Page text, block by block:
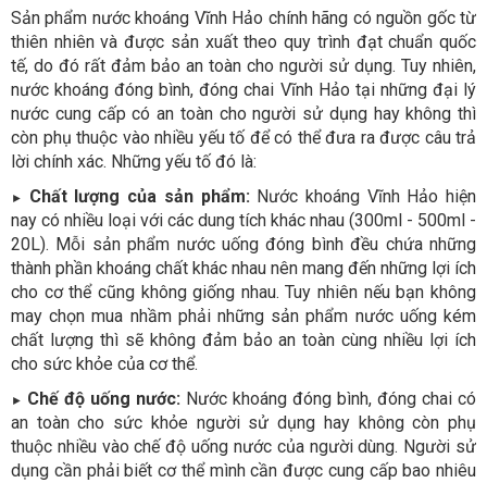
Sản phẩm nước khoáng Vĩnh Hảo chính hãng có nguồn gốc từ
thiên nhiên và được sản xuất theo quy trình đạt chuẩn quốc
tế, do đó rất đảm bảo an toàn cho người sử dụng. Tuy nhiên,
nước khoáng đóng bình, đóng chai Vĩnh Hảo tại những đại lý
nước cung cấp có an toàn cho người sử dụng hay không thì
còn phụ thuộc vào nhiều yếu tố để có thể đưa ra được câu trả
lời chính xác. Những yếu tố đó là:
► Chất lượng của sản phẩm:Nước khoáng Vĩnh Hảo hiện
nay có nhiều loại với các dung tích khác nhau (300ml - 500ml -
20L). Mỗi sản phẩm nước uống đóng bình đều chứa những
thành phần khoáng chất khác nhau nên mang đến những lợi ích
cho cơ thể cũng không giống nhau. Tuy nhiên nếu bạn không
may chọn mua nhầm phải những sản phẩm nước uống kém
chất lượng thì sẽ không đảm bảo an toàn cùng nhiều lợi ích
cho sức khỏe của cơ thể.
► Chế độ uống nước: Nước khoáng đóng bình, đóng chai có
an toàn cho sức khỏe người sử dụng hay không còn phụ
thuộc nhiều vào chế độ uống nước của người dùng. Người sử
dụng cần phải biết cơ thể mình cần được cung cấp bao nhiêu